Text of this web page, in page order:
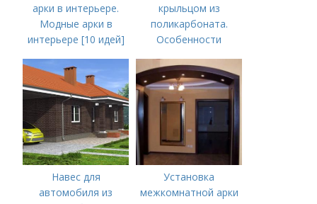
арки в интерьере.
Модные арки в
интерьере [10 идей]
крыльцом из
поликарбоната.
Особенности
поликарбоната над
крыльцом
Навес для
автомобиля из
Установка
межкомнатной арки